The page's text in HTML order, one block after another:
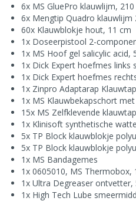
6x MS GluePro klauwlijm,
6x Mengtip Quadro klauwlijm
60x Klauwblokje hout, 11 cm
1x Doseerpistool 2-
1x MS Hoof gel salicylic acid,
1x Dick Expert hoefmes links
1x Dick Expert hoefmes
1x Zinpro Adaptarap
1x MS Klauwbekapschort
15x MS Zelfklevende
1x Klinisoft synthetische
5x TP Block klauwblokje
5x TP Block klauwblokje
1x MS Bandagemes
1x 0605010, MS Thermobox,
1x Ultra Degreaser ontvetter,
1x High Tech Lube